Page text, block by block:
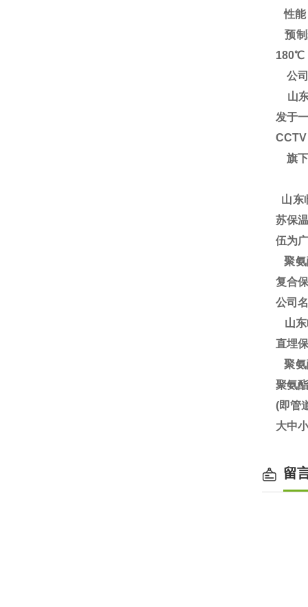
性
预制
180℃
公
山东
发于
旗下
山东
苏保
伍为
聚氨
复合
公司
山东
直埋
聚氨
聚氨
(即管
大中
留